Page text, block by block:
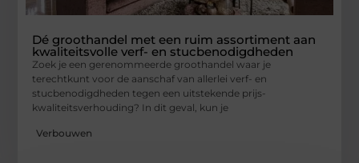
Dé groothandel met een ruim assortiment aan
kwaliteitsvolle verf- en stucbenodigdheden
Zoek je een gerenommeerde groothandel waar je
terechtkunt voor de aanschaf van allerlei verf- en
stucbenodigdheden tegen een uitstekende prijs-
kwaliteitsverhouding? In dit geval, kun je
Verbouwen